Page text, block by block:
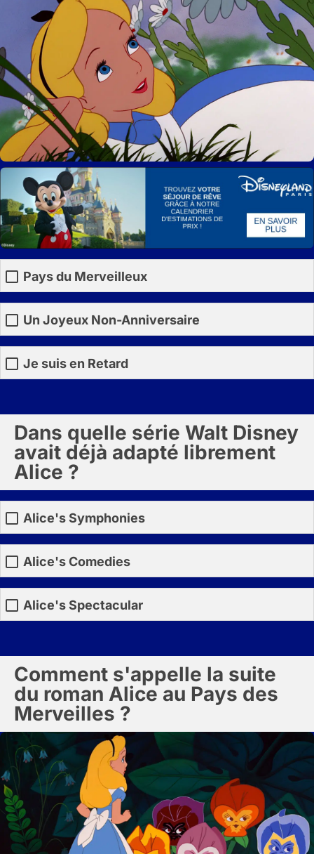
Pays du Merveilleux
Un Joyeux Non-Anniversaire
Je suis en Retard
Dans quelle série Walt Disney
avait déjà adapté librement
Alice ?
Alice's Symphonies
Alice's Comedies
Alice's Spectacular
Comment s'appelle la suite
du roman Alice au Pays des
Merveilles ?